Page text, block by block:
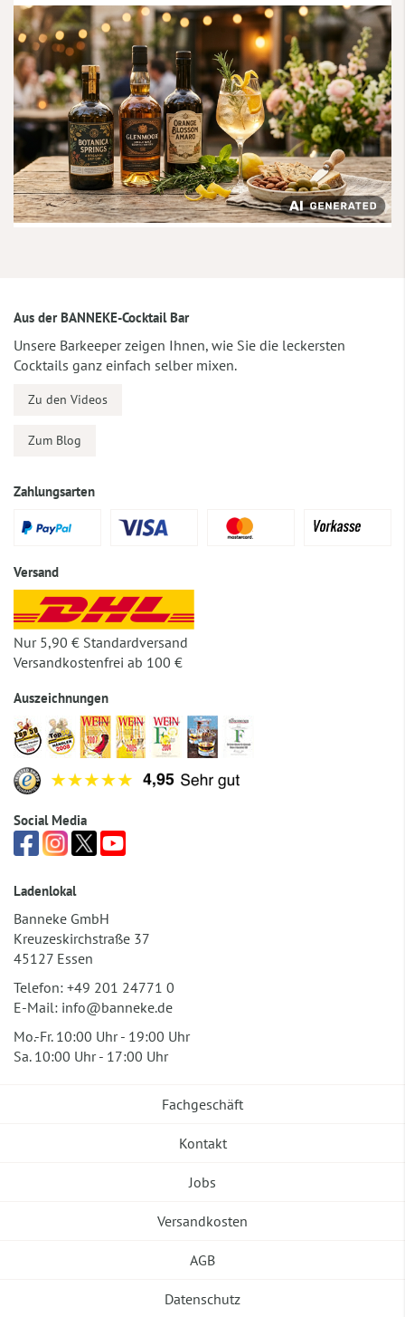
Aus der BANNEKE-Cocktail Bar
Unsere Barkeeper zeigen Ihnen, wie Sie die leckersten
Cocktails ganz einfach selber mixen.
Zu den Videos
Zum Blog
Zahlungsarten
Versand
Nur 5,90 € Standardversand
Versandkostenfrei ab 100 €
Auszeichnungen
Social Media
Ladenlokal
Banneke GmbH
Kreuzeskirchstraße 37
45127 Essen
Telefon: +49 201 24771 0
E-Mail: info@banneke.de
Mo.-Fr. 10:00 Uhr - 19:00 Uhr
Sa. 10:00 Uhr - 17:00 Uhr
Fachgeschäft
Kontakt
Jobs
Versandkosten
AGB
Datenschutz